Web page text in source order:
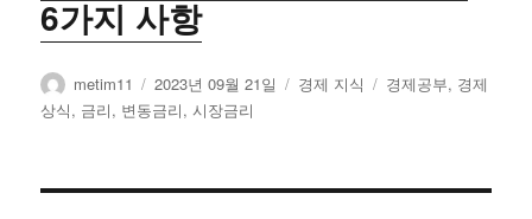
6가지 사항
글
쓴
metim11
작
성
2023년 09월 21일
카
경제 지식
태
경제공부, 경제
상식, 금리, 변동금리,시장금리